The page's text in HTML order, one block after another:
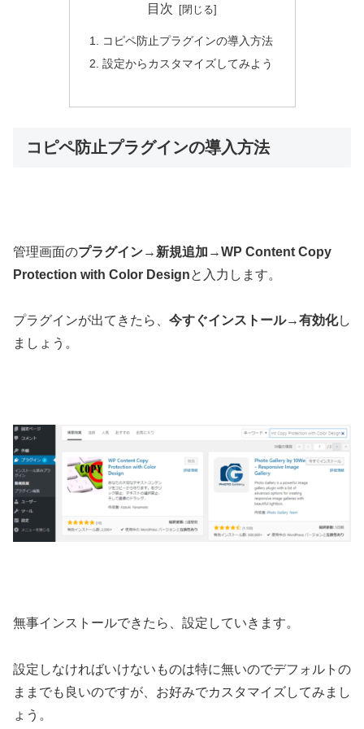
目次
コピペ防止プラグインの導入方法
設定からカスタマイズしてみよう
コピペ防止プラグインの導入方法
管理画面のプラグイン→ 新規追加 →WP Content Copy
Protection with Color Designと入力します。
プラグインが出てきたら、 今すぐインストール→有効化し
ましょう。
無事インストールできたら、設定していきます。
設定しなければいけないものは特に無いのでデフォルトの
ままでも良いのですが、お好みでカスタマイズしてみまし
ょう。